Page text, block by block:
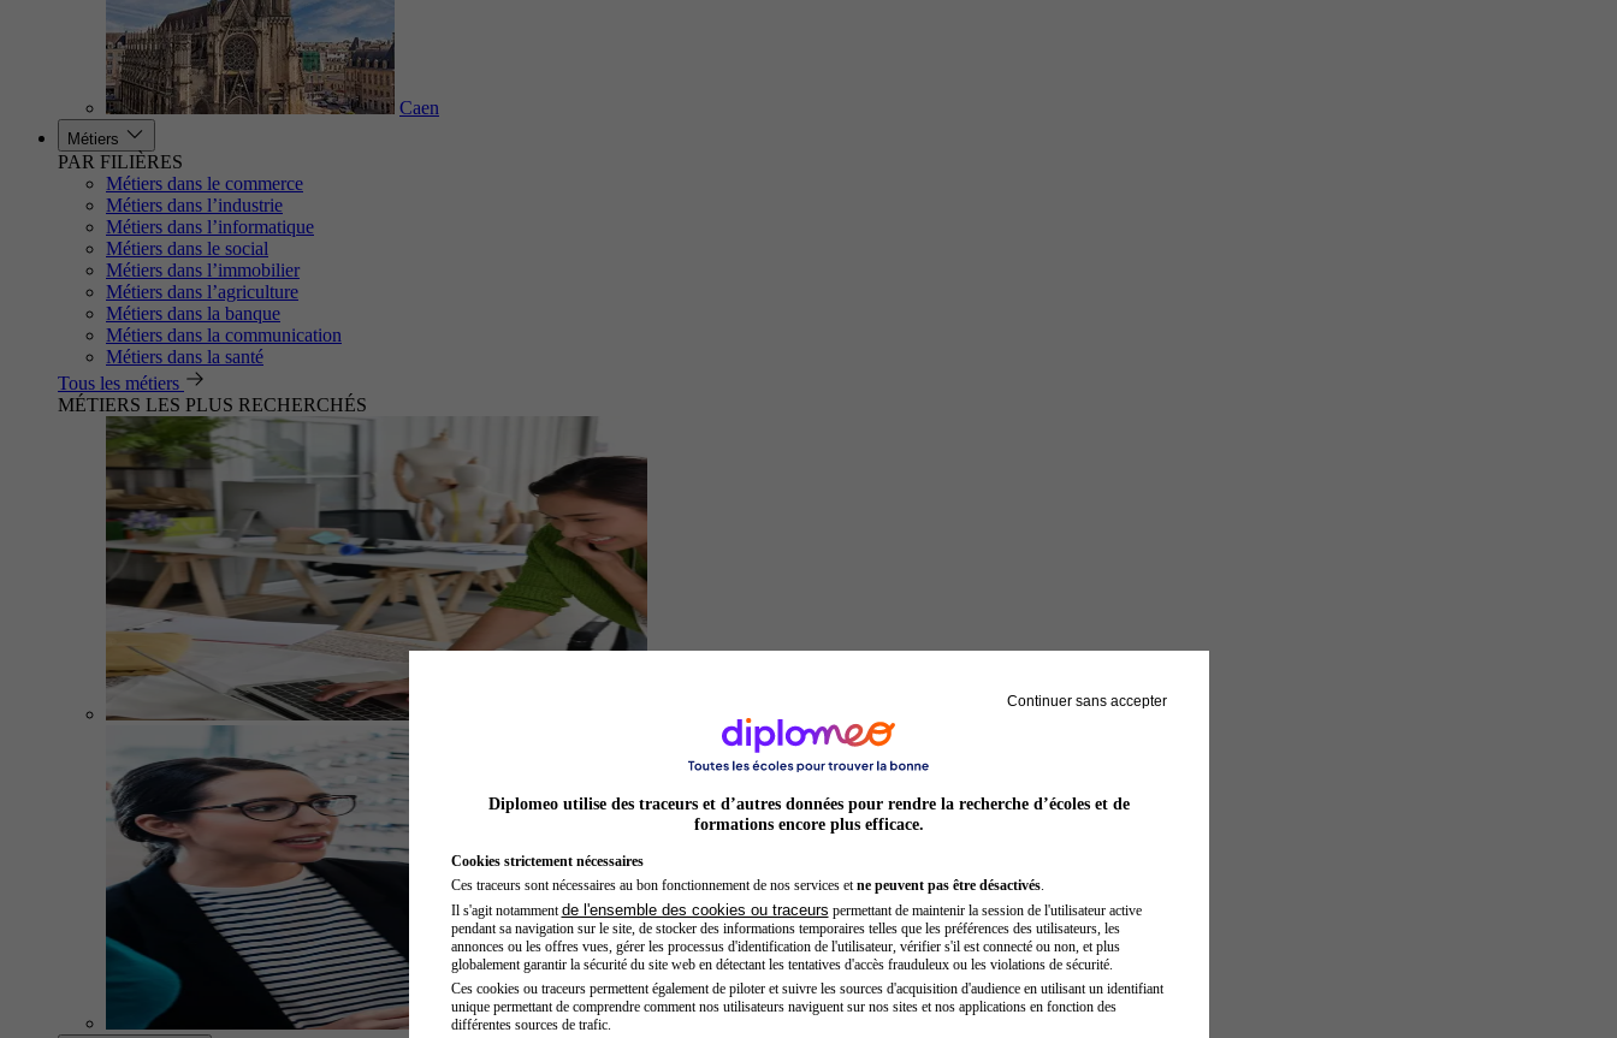
Caen
Métiers
PAR FILIÈRES
Métiers dans le commerce
Métiers dans l’industrie
Métiers dans l’informatique
Métiers dans le social
Métiers dans l’immobilier
Métiers dans l’agriculture
Métiers dans la banque
Métiers dans la communication
Métiers dans la santé
Tous les métiers
MÉTIERS LES PLUS RECHERCHÉS
Entrepreneur
Continuer sans accepter
Diplomeo utilise des traceurs et d’autres données pour rendre la recherche d’écoles et de
formations encore plus efficace.
Cookies strictement nécessaires
Ces traceurs sont nécessaires au bon fonctionnement de nos services et ne peuvent pas être désactivés.
Il s'agit notamment de l'ensemble des cookies ou traceurs permettant de maintenir la session de l'utilisateur active
pendant sa navigation sur le site, de stocker des informations temporaires telles que les préférences des utilisateurs, les
annonces ou les offres vues, gérer les processus d'identification de l'utilisateur, vérifier s'il est connecté ou non, et plus
globalement garantir la sécurité du site web en détectant les tentatives d'accès frauduleux ou les violations de sécurité.
Ces cookies ou traceurs permettent également de piloter et suivre les sources d'acquisition d'audience en utilisant un identifiant
unique permettant de comprendre comment nos utilisateurs naviguent sur nos sites et nos applications en fonction des
différentes sources de trafic.